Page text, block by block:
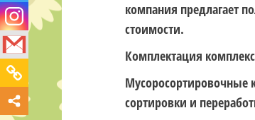
компания предлагает
стоимости.
Комплектация
сортировки и